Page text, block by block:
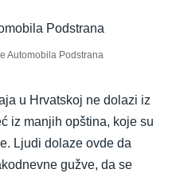
Automobila Podstrana
u Hrvatskoj ne dolazi iz
iz manjih opština, koje su
Ljudi dolaze ovde da
gužve, da se